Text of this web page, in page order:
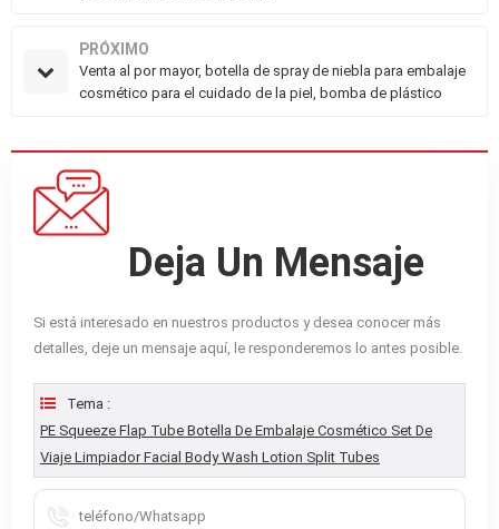
PRÓXIMO
Venta al por mayor, botella de spray de niebla para embalaje
cosmético para el cuidado de la piel, bomba de plástico
Deja Un Mensaje
Si está interesado en nuestros productos y desea conocer más
detalles, deje un mensaje aquí, le responderemos lo antes posible.
Tema :
PE Squeeze Flap Tube Botella De Embalaje Cosmético Set De
Viaje Limpiador Facial Body Wash Lotion Split Tubes